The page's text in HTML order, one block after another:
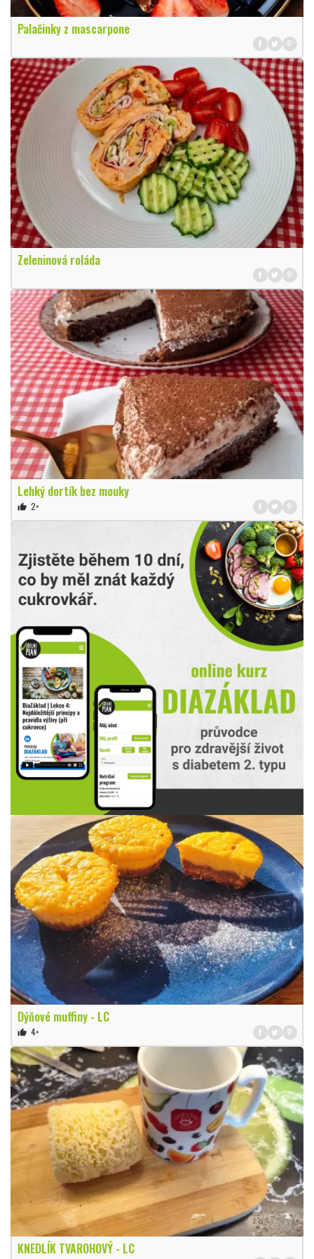
Palačinky z mascarpone
Zeleninová roláda
Lehký dortík bez mouky
thumb_up 2×
Dýňové muffiny - LC
thumb_up 4×
KNEDLÍK TVAROHOVÝ - LC